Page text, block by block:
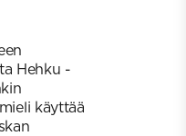
Hehku -
käyttää